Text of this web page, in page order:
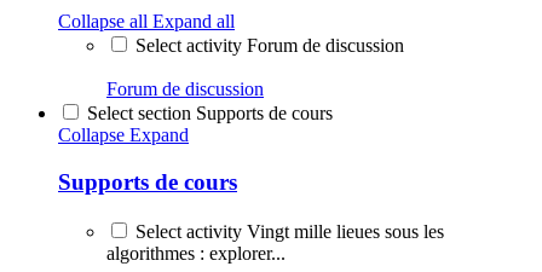
Collapse all Expand all
Select activity Forum de discussion
Forum de discussion
Select section Supports de cours
Collapse Expand
Supports de cours
Select activity Vingt mille lieues sous les
algorithmes : explorer...